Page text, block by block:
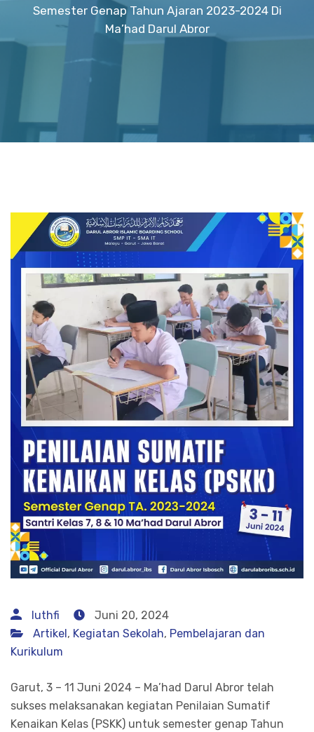
Semester Genap Tahun Ajaran 2023-2024 Di
Ma’had Darul Abror
luthfi
Juni 20, 2024
Artikel , Kegiatan Sekolah, Pembelajaran dan
Kurikulum
Garut, 3 – 11 Juni 2024 – Ma’had Darul Abror telah
sukses melaksanakan kegiatan Penilaian Sumatif
Kenaikan Kelas (PSKK) untuk semester genap Tahun